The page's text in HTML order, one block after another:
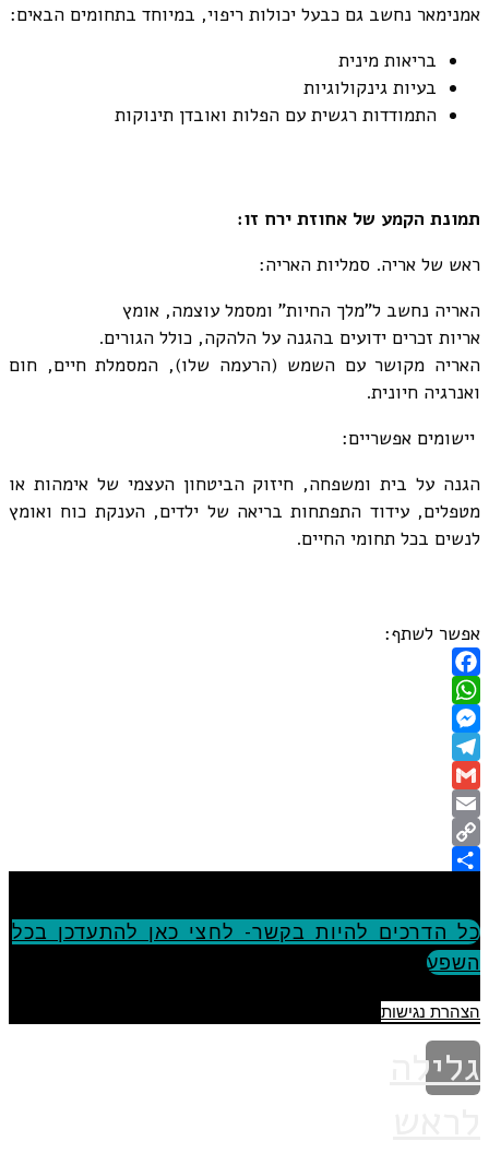
אמנימאר נחשב גם כבעל יכולות ריפוי, במיוחד בתחומים הבאים:
בריאות מינית
בעיות גינקולוגיות
התמודדות רגשית עם הפלות ואובדן תינוקות
תמונת הקמע של אחוזת ירח זו:
ראש של אריה. סמליות האריה:
האריה נחשב ל"מלך החיות" ומסמל עוצמה, אומץ
אריות זכרים ידועים בהגנה על הלהקה, כולל הגורים.
האריה מקושר עם השמש (הרעמה שלו), המסמלת חיים, חום
ואנרגיה חיונית.
יישומים אפשריים:
הגנה על בית ומשפחה, חיזוק הביטחון העצמי של אימהות או
מטפלים, עידוד התפתחות בריאה של ילדים, הענקת כוח ואומץ
לנשים בכל תחומי החיים.
אפשר לשתף:
Facebook
WhatsApp
Messenger
Telegram
Gmail
Email
Copy
כל הדרכים להיות בקשר- לחצי כאן להתעדכן בכל
השפע
הצהרת נגישות
גלילה